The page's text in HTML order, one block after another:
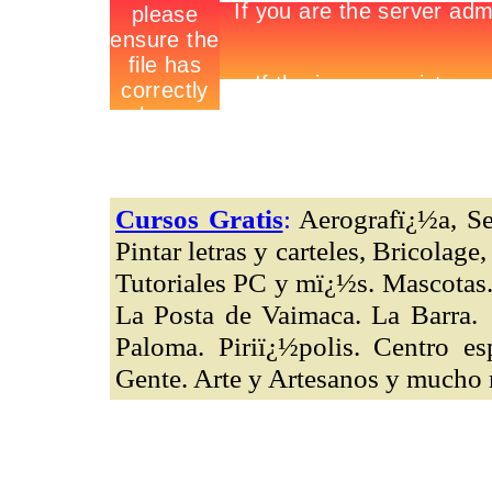
Cursos Gratis: Aerografï¿½a,
Pintar letras y carteles,
Tutoriales PC y mï¿½s.
La Posta de Vaimaca. La
Paloma. Piriï¿½polis. Centro
Gente. Arte y Artesanos y